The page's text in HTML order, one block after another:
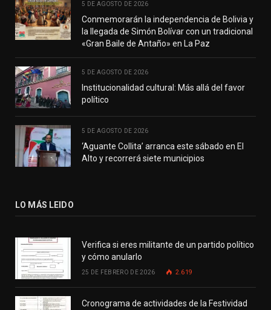
5 DE AGOSTO DE 2026
Conmemorarán la independencia de Bolivia y
la llegada de Simón Bolívar con un tradicional
«Gran Baile de Antaño» en La Paz
5 DE AGOSTO DE 2026
Institucionalidad cultural: Más allá del favor
político
5 DE AGOSTO DE 2026
‘Aguante Collita’ arranca este sábado en El
Alto y recorrerá siete municipios
LO MÁS LEIDO
Verifica si eres militante de un partido político
y cómo anularlo
25 DE FEBRERO DE 2026 2.619
Cronograma de actividades de la Festividad